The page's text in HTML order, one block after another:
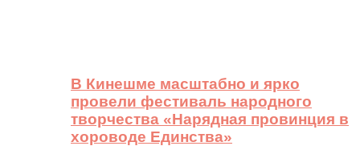
В Кинешме масштабно и ярко
провели фестиваль народного
творчества «Нарядная провинция в
хороводе Единства»